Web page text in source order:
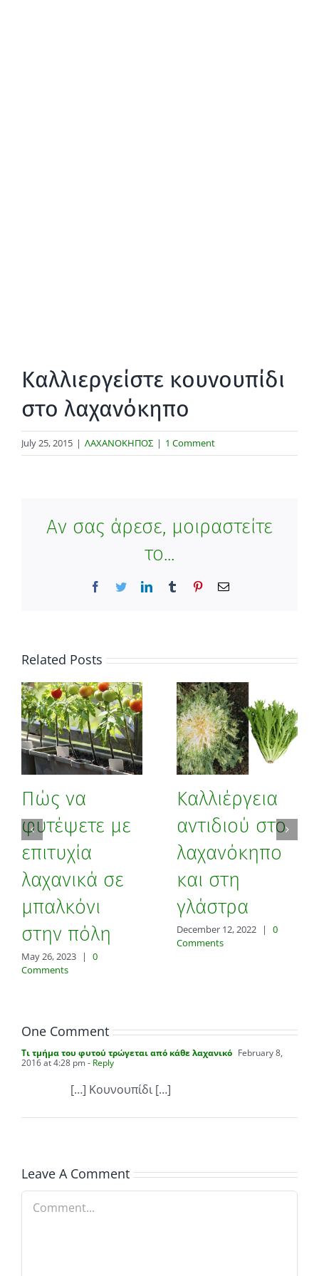
Καλλιεργείστε κουνουπίδι
στο λαχανόκηπο
July 25, 2015 | ΛΑΧΑΝΟΚΗΠΟΣ | 1 Comment
Αν σας άρεσε, μοιραστείτε
το...
Facebook
TwitterLinkedInTumblr PinterestEmail
Related Posts
Πώς να
φυτέψετε με
επιτυχία
λαχανικά σε
μπαλκόνι
στην πόλη
May 26, 2023 |
0
Comments
Καλλιέργεια
αντιδιού στο
λαχανόκηπο
και στη
γλάστρα
December 12, 2022 |
0
Comments
One Comment
Τι τμήμα του φυτού τρώγεται από κάθε λαχανικό February 8,
2016 at 4:28 pm- Reply
[…] Κουνουπίδι […]
Leave A Comment
Comment